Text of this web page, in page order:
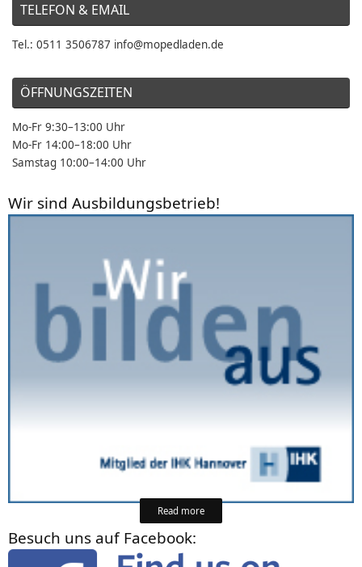
TELEFON & EMAIL
Tel.: 0511 3506787 info@mopedladen.de
ÖFFNUNGSZEITEN
Mo-Fr 9:30–13:00 Uhr
Mo-Fr 14:00–18:00 Uhr
Samstag 10:00–14:00 Uhr
Wir sind Ausbildungsbetrieb!
Read more
Besuch uns auf Facebook: